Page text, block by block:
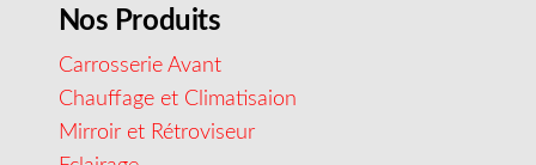
Nos Produits
Carrosserie Avant
Chauffage et Climatisaion
Mirroir et Rétroviseur